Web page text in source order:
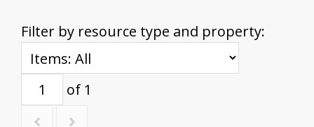
Filter by resource type and property:
of 1